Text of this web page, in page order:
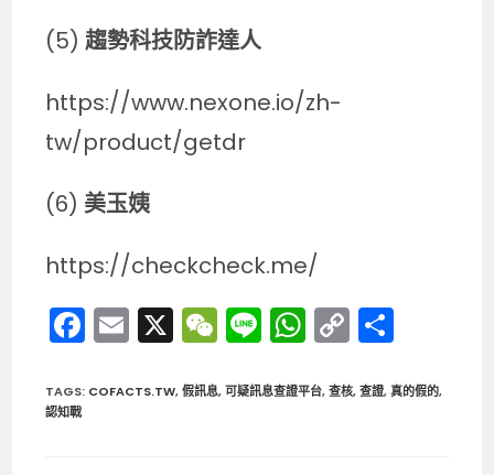
(5)趨勢科技防詐達人
https://www.nexone.io/zh-
tw/product/getdr
(6)美玉姨
https://checkcheck.me/
F
a
c
E
m
ai
X W
e
C
Li
n
e
W
h
a
C
o
p
TAGS: COFACTS.TW, 假訊息, 可疑訊息查證平台, 查核, 查證, 真的假的,
認知戰